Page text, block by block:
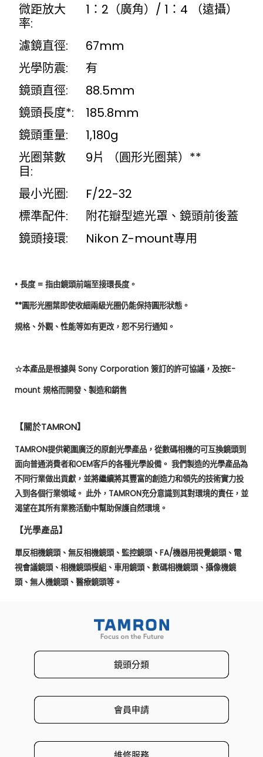
微距放大
率:
1：2（廣角）/ 1：4 （遠攝）
濾鏡直徑:
67mm
光學防震:
有
鏡頭直徑:
88.5mm
鏡頭長度*:
185.8mm
鏡頭重量:
1,180g
光圈葉數
目:
9片 （圓形光圈葉）**
最小光圈:
F/22-32
標準配件:
附花瓣型遮光罩、鏡頭前後蓋
鏡頭接環:
Nikon Z-mount專用
• 長度= 指由鏡頭前端至接環長度。
**圓形光圈葉即使收細兩級光圈仍能保持圓形狀態。
規格、外觀、性能等如有更改，恕不另行通知。
☆本產品是根據與Sony Corporation 簽訂的許可協議，及按E-
mount 規格而開發、製造和銷售
【關於TAMRON】
TAMRON提供範圍廣泛的原創光學產品，從數碼相機的可互換鏡頭到
面向普通消費者和OEM客戶的各種光學設備。 我們製造的光學產品為
不同行業做出貢獻，並將繼續將其豐富的創造力和領先的技術實力投
入到各個行業領域。 此外， TAMRON充分意識到其對環境的責任，並
渴望在其所有業務活動中幫助保護自然環境。
【光學產品】
單反相機鏡頭、無反相機鏡頭、監控鏡頭、 FA/機器用視覺鏡頭、電
視會議鏡頭、相機鏡頭模組、車用鏡頭、數碼相機鏡頭、攝像機鏡
頭、無人機鏡頭、醫療鏡頭等。
鏡頭分類
會員申請